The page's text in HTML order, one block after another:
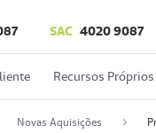
SAC 4020 9087
Recursos Próprios
Novas Aquisições